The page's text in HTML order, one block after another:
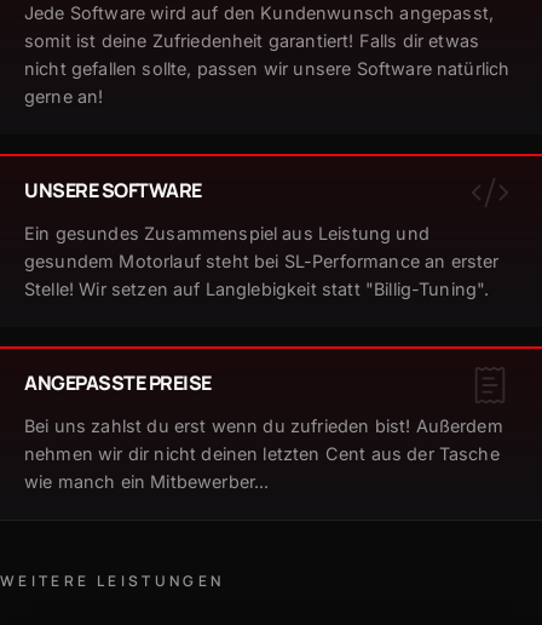
Jede Software wird auf den Kundenwunsch angepasst,
somit ist deine Zufriedenheit garantiert! Falls dir etwas
nicht gefallen sollte, passen wir unsere Software natürlich
gerne an!
UNSERE SOFTWARE
Ein gesundes Zusammenspiel aus Leistung und
gesundem Motorlauf steht bei SL-Performance an erster
Stelle! Wir setzen auf Langlebigkeit statt "Billig-Tuning".
ANGEPASSTE PREISE
Bei uns zahlst du erst wenn du zufrieden bist! Außerdem
nehmen wir dir nicht deinen letzten Cent aus der Tasche
wie manch ein Mitbewerber...
WEITERE LEISTUNGEN